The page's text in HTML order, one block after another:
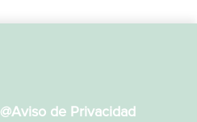
@Aviso de Privacidad